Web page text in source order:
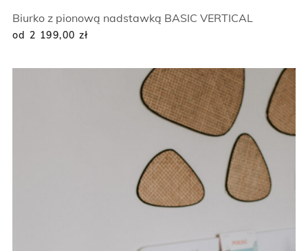
Biurko z pionową nadstawką BASIC VERTICAL
od 2 199,00 zł